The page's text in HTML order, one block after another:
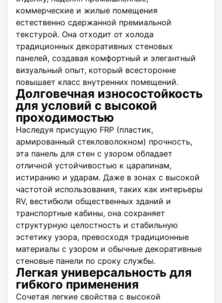
коммерческие и жилые помещения
естественно сдержанной премиальной
текстурой. Она отходит от холода
традиционных декоративных стеновых
панелей, создавая комфортный и элегантный
визуальный опыт, который всесторонне
повышает класс внутренних помещений.
Долговечная износостойкость
для условий с высокой
проходимостью
Наследуя присущую FRP (пластик,
армированный стекловолокном) прочность,
эта панель для стен с узором обладает
отличной устойчивостью к царапинам,
истиранию и ударам. Даже в зонах с высокой
частотой использования, таких как интерьеры
RV, вестибюли общественных зданий и
транспортные кабины, она сохраняет
структурную целостность и стабильную
эстетику узора, превосходя традиционные
материалы с узором и обычные декоративные
стеновые панели по сроку службы.
Легкая универсальность для
гибкого применения
Сочетая легкие свойства с высокой